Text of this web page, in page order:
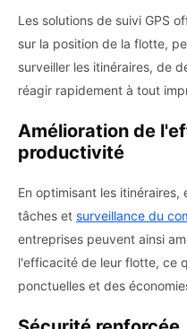
Les solutions de suivi GPS
sur la position de la flotte,
surveiller les itinéraires, de
réagir rapidement à tout
Amélioration de
productivité
En optimisant les
tâches et surveillance du
entreprises peuvent ainsi
l'efficacité de leur flotte, ce
ponctuelles et des